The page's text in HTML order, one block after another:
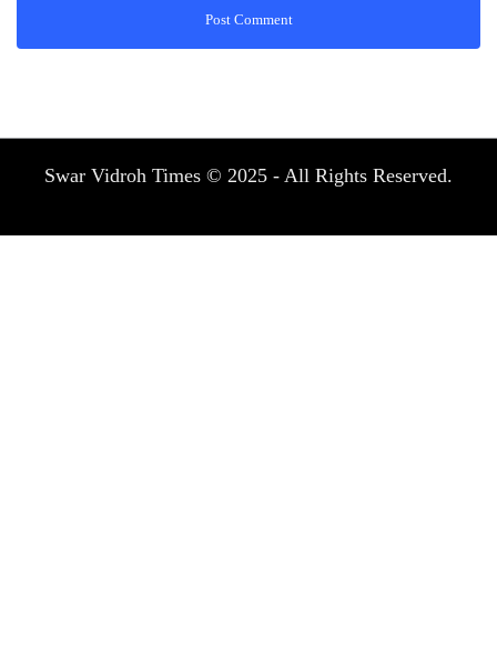
Swar Vidroh Times © 2025 - All Rights Reserved.